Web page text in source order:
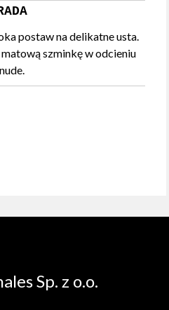
postaw na delikatne usta.
szminkę w odcieniu
nude.
Sp. z o.o.